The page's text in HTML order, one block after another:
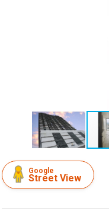
Google
Street View